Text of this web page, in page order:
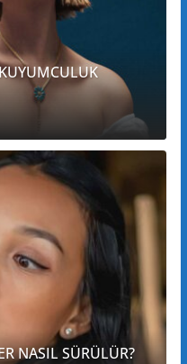
NASIL SÜRÜLÜR?